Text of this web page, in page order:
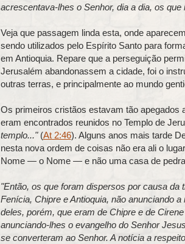
acrescentava-lhes o Senhor, dia a dia, os
Veja que passagem linda esta, onde
sendo utilizados pelo Espírito Santo para
em Antioquia. Repare que a perseguição
Jerusalém abandonassem a cidade, foi o
outras terras, e principalmente ao mundo
Os primeiros cristãos estavam tão apegados
eram encontrados reunidos no Templo de
templo..."(At 2:46). Alguns anos mais tarde
nesta nova ordem de coisas não era ali o
Nome — o Nome — e não uma casa de
"Então, os que foram dispersos por causa
Fenícia, Chipre e Antioquia, não anunciando
deles, porém, que eram de Chipre e de
anunciando-lhes o evangelho do Senhor
se converteram ao Senhor. A notícia a